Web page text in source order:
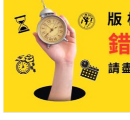
打開心眼時，就能像佛陀那樣，對宇宙
宇宙在本質上是相通的，只有認識心
佛法就是心法，一切都是立足於心
展，人類的很多工作正被人工智慧所取
重。其實我們真正要關注的是，生而
的是什麼？找到這個寶藏，不論時代